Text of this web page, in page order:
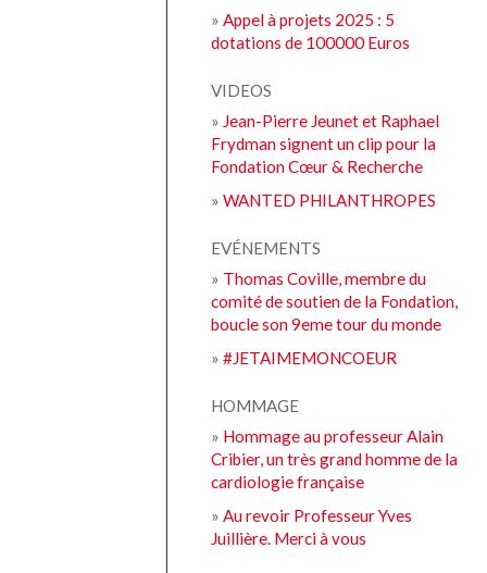
»Appel à projets 2025 : 5
dotations de 100000 Euros
VIDEOS
» Jean-Pierre Jeunet et Raphael
Frydman signent un clip pour la
Fondation Cœur & Recherche
»WANTED PHILANTHROPES
EVÉNEMENTS
» Thomas Coville, membre du
comité de soutien de la Fondation,
boucle son 9eme tour du monde
»#JETAIMEMONCOEUR
HOMMAGE
» Hommage au professeur Alain
Cribier, un très grand homme de la
cardiologie française
»Au revoir Professeur Yves
Juillière. Merci à vous